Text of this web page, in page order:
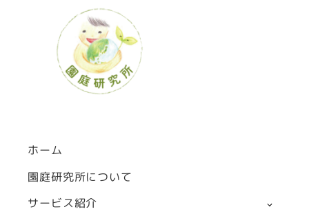
ホーム
園庭研究所について
サービス紹介